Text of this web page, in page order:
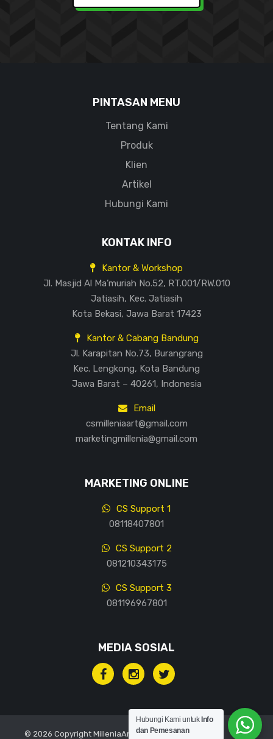
PINTASAN MENU
Tentang Kami
Produk
Klien
Artikel
Hubungi Kami
KONTAK INFO
Kantor & Workshop
Jl. Masjid Al Ma’muriah No.52, RT.001/RW.010
Jatiasih, Kec. Jatiasih
Kota Bekasi, Jawa Barat 17423
Kantor & Cabang Bandung
Jl. Karapitan No.73, Burangrang
Kec. Lengkong, Kota Bandung
Jawa Barat – 40261, Indonesia
Email
csmilleniaart@gmail.com
marketingmillenia@gmail.com
MARKETING ONLINE
CS Support 1
08118407801
CS Support 2
081210343175
CS Support 3
081196967801
MEDIA SOSIAL
© 2026 Copyright MilleniaArt, All rights reserved.
Hubungi Kami untuk Info
dan Pemesanan